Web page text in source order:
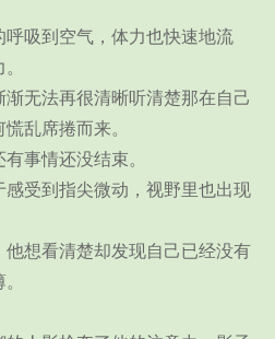
吸到空气，体力也快速地流
无法再很清晰听清楚那在自己
乱席捲而来。
事情还没结束。
受到指尖微动，视野里也出现
想看清楚却发现自己已经没有